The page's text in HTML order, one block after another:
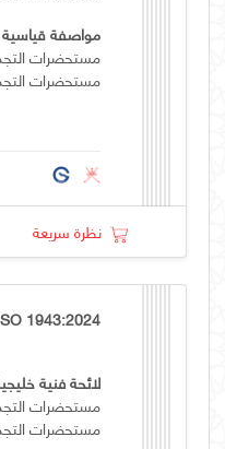
مواصفة قياسية
مستحضرات
مستحضرات
نظرة سريعة
1943:2024
لائحة فنية
مستحضرات
مستحضرات